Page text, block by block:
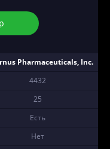
Pharmaceuticals, Inc.
4432
25
Есть
Нет